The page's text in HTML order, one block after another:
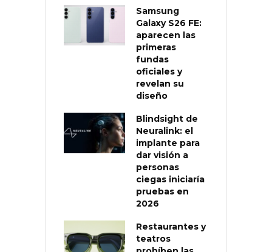
Samsung
Galaxy S26 FE:
aparecen las
primeras
fundas
oficiales y
revelan su
diseño
Blindsight de
Neuralink: el
implante para
dar visión a
personas
ciegas iniciaría
pruebas en
2026
Restaurantes y
teatros